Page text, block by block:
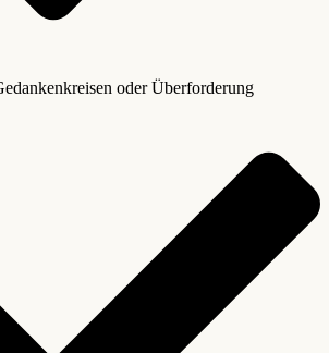
oder Überforderung